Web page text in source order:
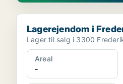
Lagerejendom i
Lagerejendom i
Lager til salg i 3300
Areal
-